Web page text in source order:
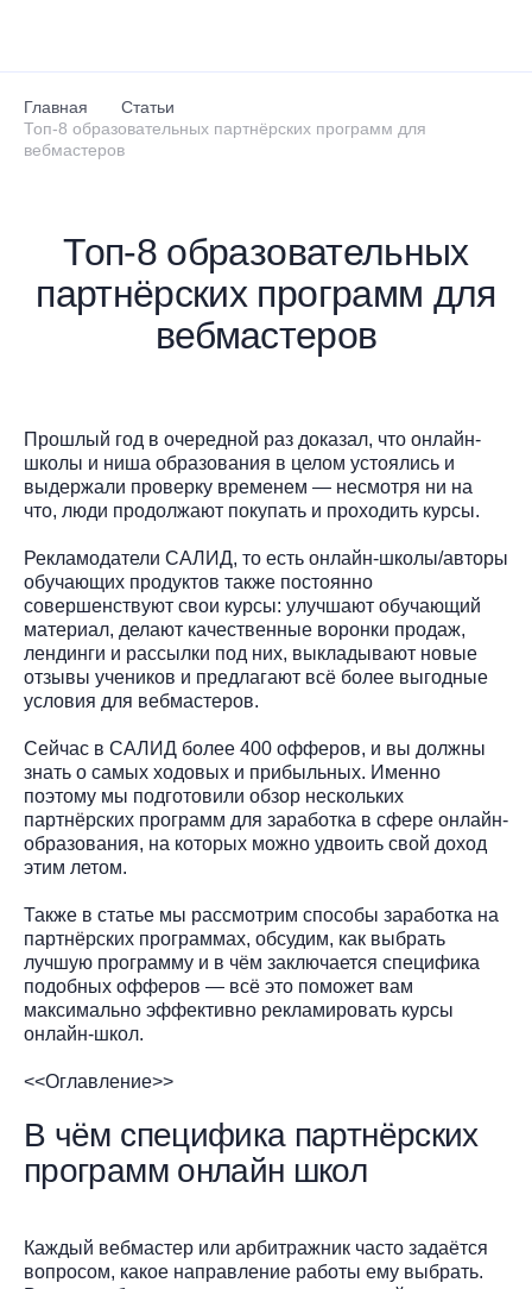
Главная
Статьи
Топ-8 образовательных партнёрских программ для
вебмастеров
Топ-8 образовательных
партнёрских программ для
вебмастеров
Прошлый год в очередной раз доказал, что онлайн-
школы и ниша образования в целом устоялись и
выдержали проверку временем — несмотря ни на
что, люди продолжают покупать и проходить курсы.
Рекламодатели САЛИД, то есть онлайн-школы/авторы
обучающих продуктов также постоянно
совершенствуют свои курсы: улучшают обучающий
материал, делают качественные воронки продаж,
лендинги и рассылки под них, выкладывают новые
отзывы учеников и предлагают всё более выгодные
условия для вебмастеров.
Сейчас в САЛИД более 400 офферов, и вы должны
знать о самых ходовых и прибыльных. Именно
поэтому мы подготовили обзор нескольких
партнёрских программ для заработка в сфере онлайн-
образования, на которых можно удвоить свой доход
этим летом.
Также в статье мы рассмотрим способы заработка на
партнёрских программах, обсудим, как выбрать
лучшую программу и в чём заключается специфика
подобных офферов — всё это поможет вам
максимально эффективно рекламировать курсы
онлайн-школ.
<<Оглавление>>
В чём специфика партнёрских
программ онлайн школ
Каждый вебмастер или арбитражник часто задаётся
вопросом, какое направление работы ему выбрать.